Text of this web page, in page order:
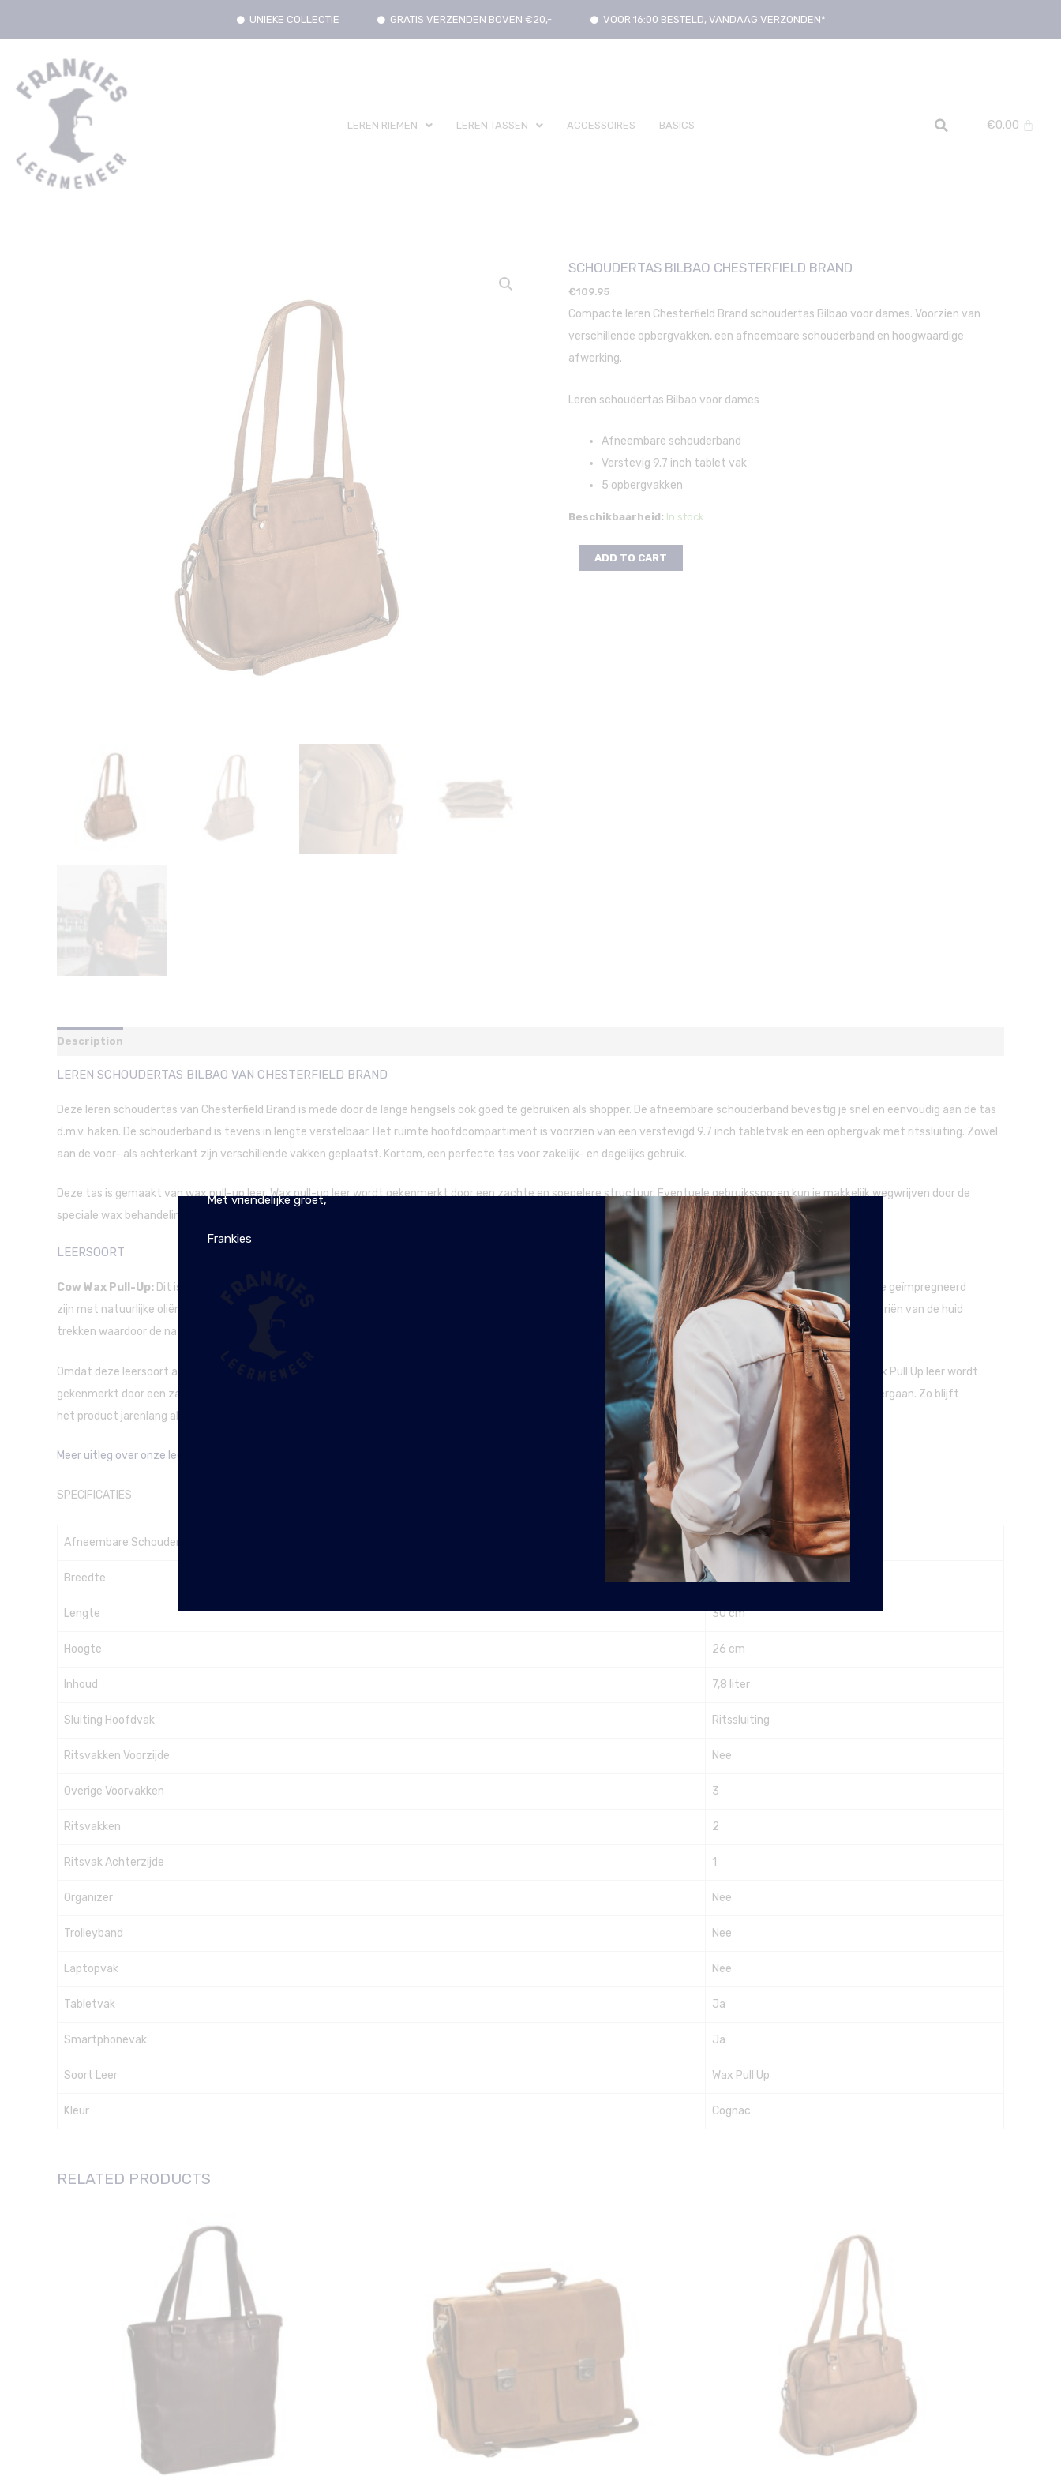
UNIEKE COLLECTIE GRATIS VERZENDEN BOVEN €20,- VOOR 16:00 BESTELD, VANDAAG VERZONDEN*
LEREN RIEMEN LEREN TASSEN ACCESSOIRES BASICS €0.00
SCHOUDERTAS BILBAO CHESTERFIELD BRAND
€109.95
Compacte leren Chesterfield Brand schoudertas Bilbao voor dames. Voorzien van
verschillende opbergvakken, een afneembare schouderband en hoogwaardige
afwerking.
Leren schoudertas Bilbao voor dames
Afneembare schouderband
Verstevig 9.7 inch tablet vak
5 opbergvakken
Beschikbaarheid: In stock
ADD TO CART
Description
LEREN SCHOUDERTAS BILBAO VAN CHESTERFIELD BRAND
Deze leren schoudertas van Chesterfield Brand is mede door de lange hengsels ook goed te gebruiken als shopper. De afneembare schouderband bevestig je snel en eenvoudig aan de tas
d.m.v. haken. De schouderband is tevens in lengte verstelbaar. Het ruimte hoofdcompartiment is voorzien van een verstevigd 9.7 inch tabletvak en een opbergvak met ritssluiting. Zowel
aan de voor- als achterkant zijn verschillende vakken geplaatst. Kortom, een perfecte tas voor zakelijk- en dagelijks gebruik.
Deze tas is gemaakt van wax pull-up leer. Wax pull-up leer wordt gekenmerkt door een zachte en soepelere structuur. Eventuele gebruikssporen kun je makkelijk wegwrijven door de
speciale wax behandeling die de tas heeft ondergaan. Zo blijft jouw tas jarenlang als nieuw.
LEERSOORT
Cow Wax Pull-Up: Dit is de meest gebruikte leersoort van The Chesterfield Brand. Na het persen wordt het leer handmatig gekleurd met aniline kleurstoffen, welke geïmpregneerd
zijn met natuurlijke oliën en wassen in plaats van verf en pigmenten. Deze zachte afwerking zorgt ervoor dat de stoffen niet op de huid blijven liggen, maar in de poriën van de huid
trekken waardoor de natuurlijke vintagelook ontstaat.
Omdat deze leersoort alleen met was wordt bewerkt en niet met kleur wordt gespoten, is het een erg duurzaam product en behoudt het zijn kwaliteit en kleur. Wax Pull Up leer wordt
gekenmerkt door een zachte en soepelere structuur. Eventuele gebruikssporen kun je makkelijk wegwrijven door de speciale wax behandeling die de tas heeft ondergaan. Zo blijft
het product jarenlang als nieuw.
Meer uitleg over onze leersoorten vindt je hier.
SPECIFICATIES
Afneembare Schouderband Ja
Breedte 10 cm
Lengte 30 cm
Hoogte 26 cm
Inhoud 7,8 liter
Sluiting Hoofdvak Ritssluiting
Ritsvakken Voorzijde Nee
Overige Voorvakken 3
Ritsvakken 2
Ritsvak Achterzijde 1
Organizer Nee
Trolleyband Nee
Laptopvak Nee
Tabletvak Ja
Smartphonevak Ja
Soort Leer Wax Pull Up
Kleur Cognac
RELATED PRODUCTS
De webwinkel is tijdelijk gesloten wegens vakantie!
Met vriendelijke groet,
Frankies